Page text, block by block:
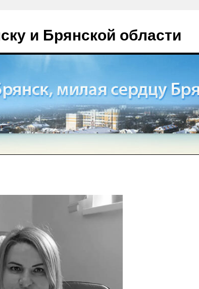
и Брянской области